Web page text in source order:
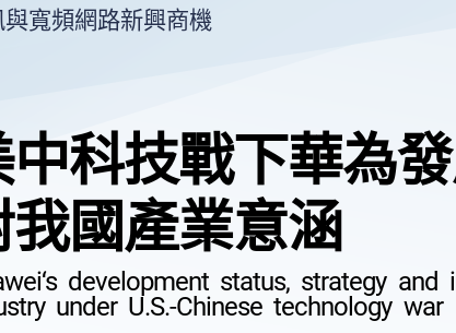
寬頻網路新興商機
中科技戰下華為
我國產業意涵
development status, strategy and
under U.S.-Chinese technology war